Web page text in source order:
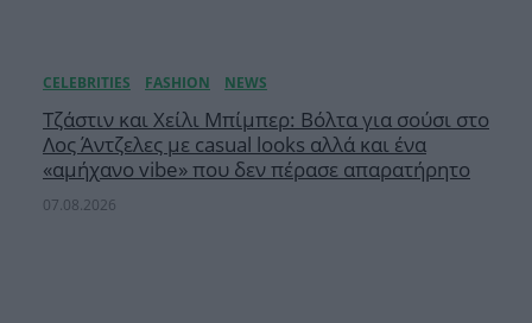
Τζάστιν και Χείλι Μπίμπερ: Βόλτα για σούσι στο
Λος Άντζελες με casual looks αλλά και ένα
«αμήχανο vibe» που δεν πέρασε απαρατήρητο
07.08.2026